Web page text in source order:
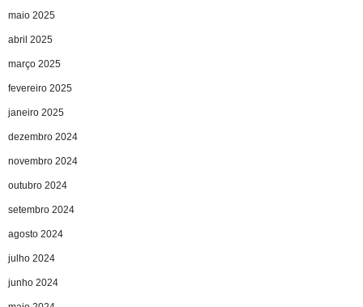
maio 2025
abril 2025
março 2025
fevereiro 2025
janeiro 2025
dezembro 2024
novembro 2024
outubro 2024
setembro 2024
agosto 2024
julho 2024
junho 2024